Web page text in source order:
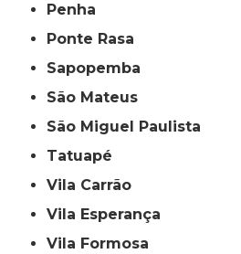
Penha
Ponte Rasa
Sapopemba
São Mateus
São Miguel Paulista
Tatuapé
Vila Carrão
Vila Esperança
Vila Formosa